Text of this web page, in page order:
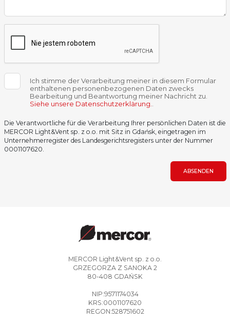
Ich stimme der Verarbeitung meiner in diesem Formular
enthaltenen personenbezogenen Daten zwecks
Bearbeitung und Beantwortung meiner Nachricht zu.
Siehe unsere Datenschutzerklärung.
Die Verantwortliche für die Verarbeitung Ihrer persönlichen Daten ist die
MERCOR Light&Vent sp. z o.o. mit Sitz in Gdańsk, eingetragen im
Unternehmerregister des Landesgerichtsregisters unter der Nummer
0001107620.
ABSENDEN
MERCOR Light&Vent sp. z o.o.
GRZEGORZA Z SANOKA 2
80-408 GDAŃSK
NIP:9571174034
KRS:0001107620
REGON:528751602